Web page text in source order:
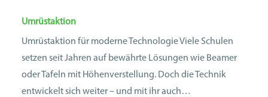
Umrüstaktion
Umrüstaktion für moderne Technologie Viele Schulen
setzen seit Jahren auf bewährte Lösungen wie Beamer
oder Tafeln mit Höhenverstellung. Doch die Technik
entwickelt sich weiter – und mit ihr auch…